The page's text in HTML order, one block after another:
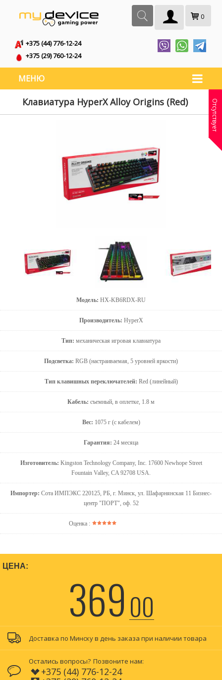
0
+375 (44) 776-12-24
+375 (29) 760-12-24
МЕНЮ
Клавиатура HyperX Alloy Origins (Red)
Модель: HX-KB6RDX-RU
Производитель: HyperX
Тип: механическая игровая клавиатура
Подсветка: RGB (настраиваемая, 5 уровней яркости)
Тип клавишных переключателей: Red (линейный)
Кабель: съемный, в оплетке, 1.8 м
Вес: 1075 г (с кабелем)
Гарантия: 24 месяца
Изготовитель: Kingston Technology Company, Inc. 17600 Newhope Street
Fountain Valley, CA 92708 USA.
Импортер: Сота ИМПЭКС 220125, РБ, г. Минск, ул. Шафарнянская 11 Бизнес-
центр "ПОРТ", оф. 52
Оценка :
Отсутствует
ЦЕНА:
36900
Доставка по Минску в день заказа при наличии товара
Остались вопросы? Позвоните нам:
+375 (44) 776-12-24